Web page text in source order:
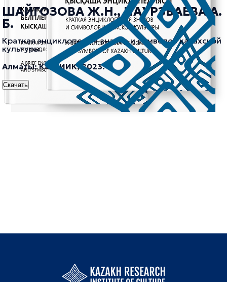
ШАЙГОЗОВА Ж.Н., НАУРЗБАЕВА А.
Б.
Краткая энциклопедия знаков и символов казахской
культуры.
Алматы: КазНИИК, 2023.
Скачать